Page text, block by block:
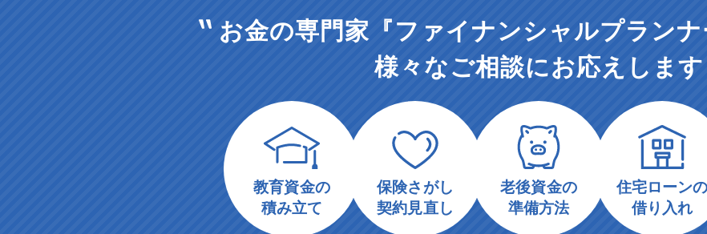
お金の専門家『ファイナンシャルプラン
様々なご相談にお応えします
教育資金の
積み立て
保険さがし
契約見直し
老後資金の
準備方法
住宅ローンの
借り入れ